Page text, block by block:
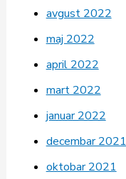
avgust 2022
maj 2022
april 2022
mart 2022
januar 2022
decembar 2021
oktobar 2021